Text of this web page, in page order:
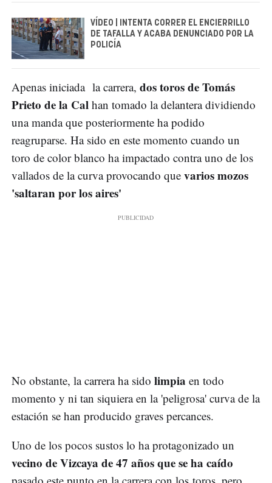
VÍDEO | INTENTA CORRER EL ENCIERRILLO
DE TAFALLA Y ACABA DENUNCIADO POR LA
POLICÍA
Apenas iniciada la carrera, dos toros de Tomás
Prieto de la Cal han tomado la delantera dividiendo
una manda que posteriormente ha podido
reagruparse. Ha sido en este momento cuando un
toro de color blanco ha impactado contra uno de los
vallados de la curva provocando que varios mozos
'saltaran por los aires'
No obstante, la carrera ha sido limpia en todo
momento y ni tan siquiera en la 'peligrosa' curva de la
estación se han producido graves percances.
Uno de los pocos sustos lo ha protagonizado un
vecino de Vizcaya de 47 años que se ha caído